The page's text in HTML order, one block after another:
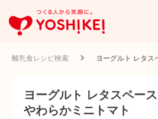
離乳食レシピ検索 ヨーグルト レタス
ヨーグルト レタスペー
やわらかミニトマト